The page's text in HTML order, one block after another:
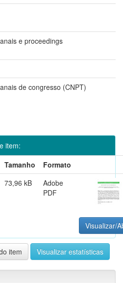
e proceedings
de congresso (CNPT)
item:
Tamanho
Formato
73,96 kB
Adobe
PDF
Visualizar/
item Visualizar estatísticas